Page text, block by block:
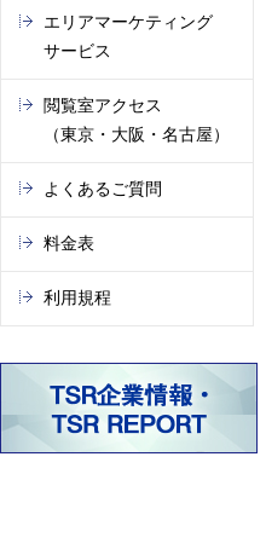
エリアマーケティング
サービス
閲覧室アクセス
（東京・大阪・名古屋）
よくあるご質問
料金表
利用規程